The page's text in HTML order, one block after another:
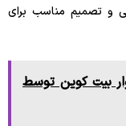
و تصمیم مناسب برای
بیت کوین توسط